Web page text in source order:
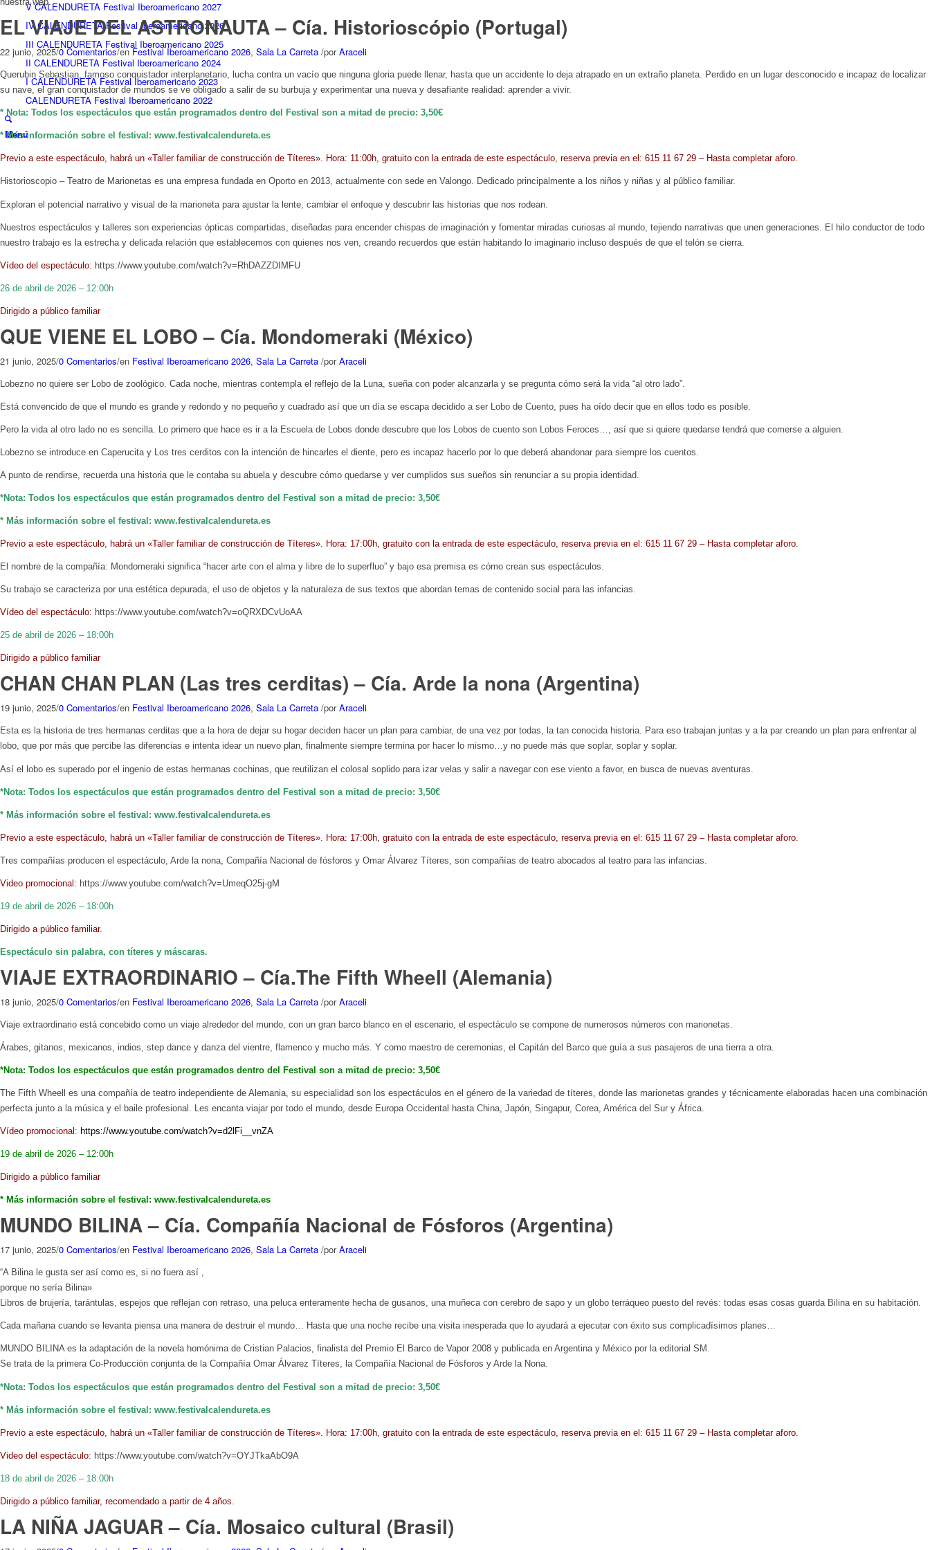
V CALENDURETA Festival Iberoamericano 2027
IV CALENDURETA Festival Iberoamericano 2026
III CALENDURETA Festival Iberoamericano 2025
II CALENDURETA Festival Iberoamericano 2024
I CALENDURETA Festival Iberoamericano 2023
CALENDURETA Festival Iberoamericano 2022
Menú
EL VIAJE DEL ASTRONAUTA – Cía. Historioscópio (Portugal)
22 junio, 2025/0 Comentarios/enFestival Iberoamericano 2026, Sala La Carreta /porAraceli
Querubin Sebastian, famoso conquistador interplanetario, lucha contra un vacío que ninguna gloria puede llenar, hasta que un accidente lo deja atrapado en un extraño planeta. Perdido en un lugar desconocido e incapaz de localizar
su nave, el gran conquistador de mundos se ve obligado a salir de su burbuja y experimentar una nueva y desafiante realidad: aprender a vivir.
* Nota: Todos los espectáculos que están programados dentro del Festival son a mitad de precio: 3,50€
* Más información sobre el festival: www.festivalcalendureta.es
Previo a este espectáculo, habrá un «Taller familiar de construcción de Títeres». Hora: 11:00h, gratuito con la entrada de este espectáculo, reserva previa en el: 615 11 67 29 – Hasta completar aforo.
Historioscopio – Teatro de Marionetas es una empresa fundada en Oporto en 2013, actualmente con sede en Valongo. Dedicado principalmente a los niños y niñas y al público familiar.
Exploran el potencial narrativo y visual de la marioneta para ajustar la lente, cambiar el enfoque y descubrir las historias que nos rodean.
Nuestros espectáculos y talleres son experiencias ópticas compartidas, diseñadas para encender chispas de imaginación y fomentar miradas curiosas al mundo, tejiendo narrativas que unen generaciones. El hilo conductor de todo
nuestro trabajo es la estrecha y delicada relación que establecemos con quienes nos ven, creando recuerdos que están habitando lo imaginario incluso después de que el telón se cierra.
Vídeo del espectáculo: https://www.youtube.com/watch?v=RhDAZZDIMFU
26 de abril de 2026 – 12:00h
Dirigido a público familiar
QUE VIENE EL LOBO – Cía. Mondomeraki (México)
21 junio, 2025/0 Comentarios/en Festival Iberoamericano 2026, Sala La Carreta /porAraceli
Lobezno no quiere ser Lobo de zoológico. Cada noche, mientras contempla el reflejo de la Luna, sueña con poder alcanzarla y se pregunta cómo será la vida “al otro lado”.
Está convencido de que el mundo es grande y redondo y no pequeño y cuadrado así que un día se escapa decidido a ser Lobo de Cuento, pues ha oído decir que en ellos todo es posible.
Pero la vida al otro lado no es sencilla. Lo primero que hace es ir a la Escuela de Lobos donde descubre que los Lobos de cuento son Lobos Feroces…, así que si quiere quedarse tendrá que comerse a alguien.
Lobezno se introduce en Caperucita y Los tres cerditos con la intención de hincarles el diente, pero es incapaz hacerlo por lo que deberá abandonar para siempre los cuentos.
A punto de rendirse, recuerda una historia que le contaba su abuela y descubre cómo quedarse y ver cumplidos sus sueños sin renunciar a su propia identidad.
*Nota: Todos los espectáculos que están programados dentro del Festival son a mitad de precio: 3,50€
* Más información sobre el festival: www.festivalcalendureta.es
Previo a este espectáculo, habrá un «Taller familiar de construcción de Títeres». Hora: 17:00h, gratuito con la entrada de este espectáculo, reserva previa en el: 615 11 67 29 – Hasta completar aforo.
El nombre de la compañía: Mondomeraki significa “hacer arte con el alma y libre de lo superfluo” y bajo esa premisa es cómo crean sus espectáculos.
Su trabajo se caracteriza por una estética depurada, el uso de objetos y la naturaleza de sus textos que abordan temas de contenido social para las infancias.
Vídeo del espectáculo: https://www.youtube.com/watch?v=oQRXDCvUoAA
25 de abril de 2026 – 18:00h
Dirigido a público familiar
CHAN CHAN PLAN (Las tres cerditas) – Cía. Arde la nona (Argentina)
19 junio, 2025/0 Comentarios/en Festival Iberoamericano 2026, Sala La Carreta /porAraceli
Esta es la historia de tres hermanas cerditas que a la hora de dejar su hogar deciden hacer un plan para cambiar, de una vez por todas, la tan conocida historia. Para eso trabajan juntas y a la par creando un plan para enfrentar al
lobo, que por más que percibe las diferencias e intenta idear un nuevo plan, finalmente siempre termina por hacer lo mismo…y no puede más que soplar, soplar y soplar.
Así el lobo es superado por el ingenio de estas hermanas cochinas, que reutilizan el colosal soplido para izar velas y salir a navegar con ese viento a favor, en busca de nuevas aventuras.
*Nota: Todos los espectáculos que están programados dentro del Festival son a mitad de precio: 3,50€
* Más información sobre el festival: www.festivalcalendureta.es
Previo a este espectáculo, habrá un «Taller familiar de construcción de Títeres». Hora: 17:00h, gratuito con la entrada de este espectáculo, reserva previa en el: 615 11 67 29 – Hasta completar aforo.
Tres compañías producen el espectáculo, Arde la nona, Compañía Nacional de fósforos y Omar Álvarez Títeres, son compañías de teatro abocados al teatro para las infancias.
Video promocional: https://www.youtube.com/watch?v=UmeqO25j-gM
19 de abril de 2026 – 18:00h
Dirigido a público familiar.
Espectáculo sin palabra, con títeres y máscaras.
VIAJE EXTRAORDINARIO – Cía.The Fifth Wheell (Alemania)
18 junio, 2025/0 Comentarios/en Festival Iberoamericano 2026, Sala La Carreta /porAraceli
Viaje extraordinario está concebido como un viaje alrededor del mundo, con un gran barco blanco en el escenario, el espectáculo se compone de numerosos números con marionetas.
Árabes, gitanos, mexicanos, indios, step dance y danza del vientre, flamenco y mucho más. Y como maestro de ceremonias, el Capitán del Barco que guía a sus pasajeros de una tierra a otra.
*Nota: Todos los espectáculos que están programados dentro del Festival son a mitad de precio: 3,50€
The Fifth Wheell es una compañía de teatro independiente de Alemania, su especialidad son los espectáculos en el género de la variedad de títeres, donde las marionetas grandes y técnicamente elaboradas hacen una combinación
perfecta junto a la música y el baile profesional. Les encanta viajar por todo el mundo, desde Europa Occidental hasta China, Japón, Singapur, Corea, América del Sur y África.
Vídeo promocional: https://www.youtube.com/watch?v=d2lFi__vnZA
19 de abril de 2026 – 12:00h
Dirigido a público familiar
* Más información sobre el festival: www.festivalcalendureta.es
MUNDO BILINA – Cía. Compañía Nacional de Fósforos (Argentina)
17 junio, 2025/0 Comentarios/en Festival Iberoamericano 2026, Sala La Carreta /porAraceli
“A Bilina le gusta ser así como es, si no fuera así ,
porque no sería Bilina»
Libros de brujería, tarántulas, espejos que reflejan con retraso, una peluca enteramente hecha de gusanos, una muñeca con cerebro de sapo y un globo terráqueo puesto del revés: todas esas cosas guarda Bilina en su habitación.
Cada mañana cuando se levanta piensa una manera de destruir el mundo… Hasta que una noche recibe una visita inesperada que lo ayudará a ejecutar con éxito sus complicadísimos planes…
MUNDO BILINA es la adaptación de la novela homónima de Cristian Palacios, finalista del Premio El Barco de Vapor 2008 y publicada en Argentina y México por la editorial SM.
Se trata de la primera Co-Producción conjunta de la Compañía Omar Álvarez Títeres, la Compañía Nacional de Fósforos y Arde la Nona.
*Nota: Todos los espectáculos que están programados dentro del Festival son a mitad de precio: 3,50€
* Más información sobre el festival: www.festivalcalendureta.es
Previo a este espectáculo, habrá un «Taller familiar de construcción de Títeres». Hora: 17:00h, gratuito con la entrada de este espectáculo, reserva previa en el: 615 11 67 29 – Hasta completar aforo.
Video del espectáculo: https://www.youtube.com/watch?v=OYJTkaAbO9A
18 de abril de 2026 – 18:00h
Dirigido a público familiar, recomendado a partir de 4 años.
LA NIÑA JAGUAR – Cía. Mosaico cultural (Brasil)